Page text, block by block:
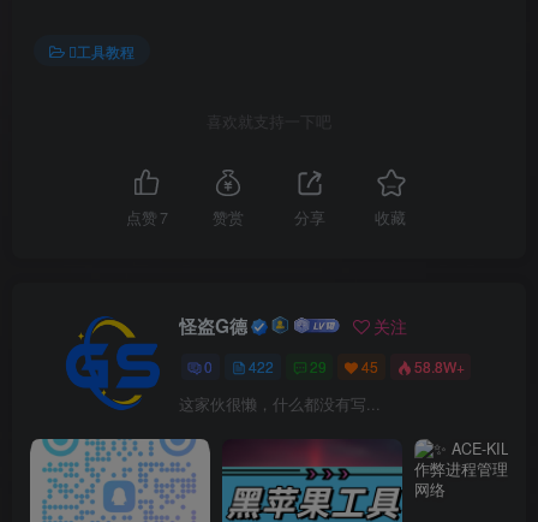
工具教程
喜欢就支持一下吧
点赞 7 赞赏 分享 收藏
怪盗G德 关注
0 422 29 45 58.8W+
这家伙很懒，什么都没有写...